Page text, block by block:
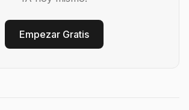
Empezar Gratis